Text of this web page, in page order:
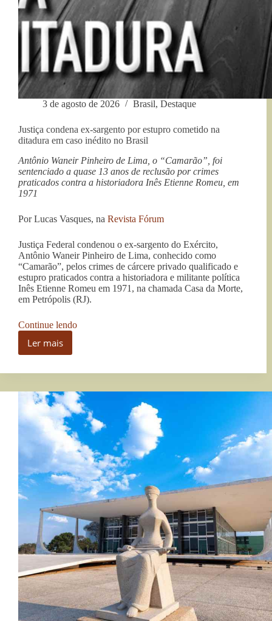
Laginha
em
Alagoas
3 de agosto de 2026 Brasil, Destaque
Justiça condena ex-sargento por estupro cometido na
ditadura em caso inédito no Brasil
Antônio Waneir Pinheiro de Lima, o “Camarão”, foi
sentenciado a quase 13 anos de reclusão por crimes
praticados contra a historiadora Inês Etienne Romeu, em
1971
Por Lucas Vasques, na Revista Fórum
Justiça Federal condenou o ex-sargento do Exército,
Antônio Waneir Pinheiro de Lima, conhecido como
“Camarão”, pelos crimes de cárcere privado qualificado e
estupro praticados contra a historiadora e militante política
Inês Etienne Romeu em 1971, na chamada Casa da Morte,
em Petrópolis (RJ).
Continue lendo“Justiça
cometido
na
ditadura
em
caso
inédito
no
Brasil”
Ler mais
Justiça
ex-
por
estupro
cometido
na
ditadura
em
caso
inédito
Brasil